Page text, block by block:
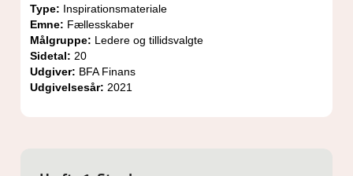
Type: Inspirationsmateriale
Emne: Fællesskaber
Målgruppe: Ledere og tillidsvalgte
Sidetal: 20
Udgiver: BFA Finans
Udgivelsesår: 2021